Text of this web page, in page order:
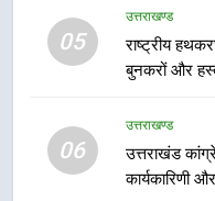
05
उत्तराखण्ड
राष्ट्रीय
बुनकरों और
06
उत्तराखण्ड
उत्तराखंड
कार्यकारिणी
1
खेल